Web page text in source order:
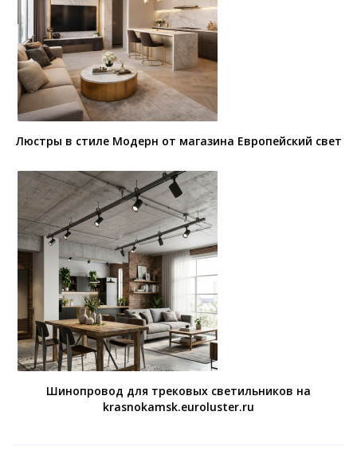
Люстры в стиле Модерн от магазина Европейский свет
Шинопровод для трековых светильников на
krasnokamsk.euroluster.ru